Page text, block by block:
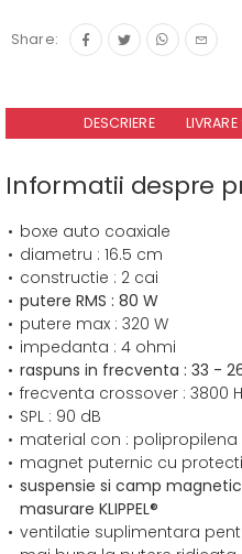
Share:
DESCRIERE
Informatii despre
boxe auto coaxiale
diametru : 16.5 cm
constructie : 2 cai
putere RMS : 80 W
putere max : 320 W
impedanta : 4 ohmi
raspuns in frecventa : 33 -
frecventa crossover : 3800
SPL : 90 dB
material con : polipropilena
magnet puternic cu
suspensie si camp
masurare KLIPPEL®
ventilatie suplimentara